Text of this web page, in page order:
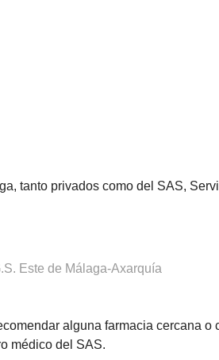
tanto privados como del SAS,
Este de Málaga-Axarquía
alguna farmacia cercana o
médico del SAS.